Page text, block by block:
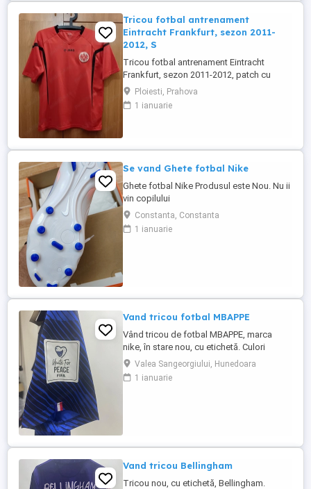
Tricou fotbal antrenament
Eintracht Frankfurt, sezon 2011-
2012, S
Tricou fotbal antrenament Eintracht
Frankfurt, sezon 2011-2012, patch cu
emblema brodata, purtat o singura data.
Marime: S Dimensiuni (cm): Maneci 22,
Umeri 44, Latime 48, Lungime 62 Marca:
Ploiesti, Prahova
1 ianuarie
Se vand Ghete fotbal Nike
Ghete fotbal Nike Produsul este Nou. Nu ii
vin copilului
Constanta, Constanta
1 ianuarie
Vand tricou fotbal MBAPPE
Vând tricou de fotbal MBAPPE, marca
nike, în stare nou, cu etichetă. Culori
variate. Mărimea M . Din cauza unora care
comanda si apoi nu ridica coletele, fiind
nevoit apoi să plătesc eu transportul,
Valea Sangeorgiului, Hunedoara
1 ianuarie
Vand tricou Bellingham
Tricou nou, cu etichetă, Bellingham.